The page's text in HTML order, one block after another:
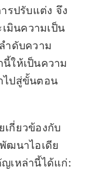
รปรับแต่ง จึง
มินความเป็น
ำดับความ
ให้เป็นความ
ไปสู่ขั้นตอน
กี่ยวข้องกับ
ฒนาไอเดีย
เหล่านี้ได้แก่: